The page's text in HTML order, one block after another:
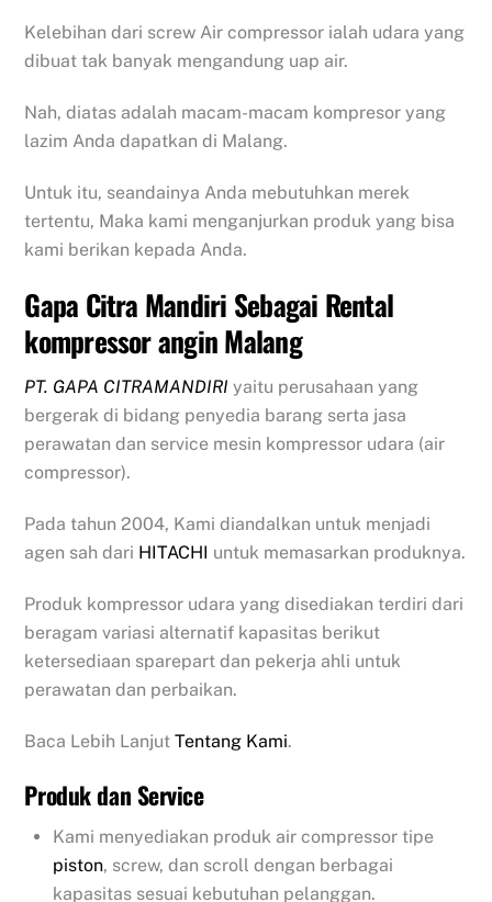
Kelebihan dari screw Air compressor ialah udara yang
dibuat tak banyak mengandung uap air.
Nah, diatas adalah macam-macam kompresor yang
lazim Anda dapatkan di Malang.
Untuk itu, seandainya Anda mebutuhkan merek
tertentu, Maka kami menganjurkan produk yang bisa
kami berikan kepada Anda.
Gapa Citra Mandiri Sebagai Rental
kompressor angin Malang
PT. GAPA CITRAMANDIRI yaitu perusahaan yang
bergerak di bidang penyedia barang serta jasa
perawatan dan service mesin kompressor udara (air
compressor).
Pada tahun 2004, Kami diandalkan untuk menjadi
agen sah dari HITACHI untuk memasarkan produknya.
Produk kompressor udara yang disediakan terdiri dari
beragam variasi alternatif kapasitas berikut
ketersediaan sparepart dan pekerja ahli untuk
perawatan dan perbaikan.
Baca Lebih LanjutTentang Kami.
Produk dan Service
Kami menyediakan produk air compressor tipe
piston, screw, dan scroll dengan berbagai
kapasitas sesuai kebutuhan pelanggan.